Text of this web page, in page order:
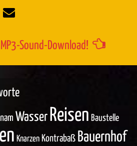
Sound-Download!
Wasser Reisen Baustelle
Knarzen Kontrabaß Bauernhof